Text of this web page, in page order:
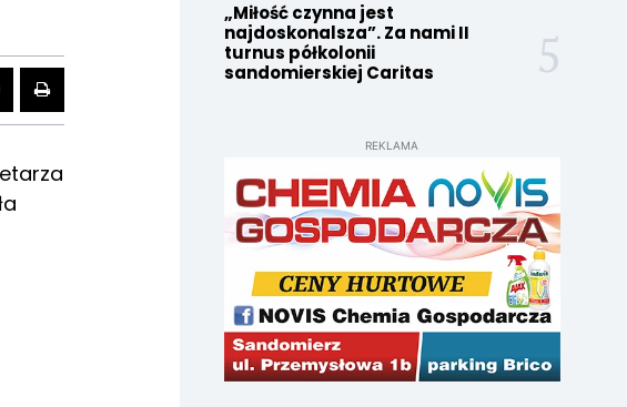
„Miłość czynna jest
najdoskonalsza”. Za nami II
turnus półkolonii
sandomierskiej Caritas
REKLAMA